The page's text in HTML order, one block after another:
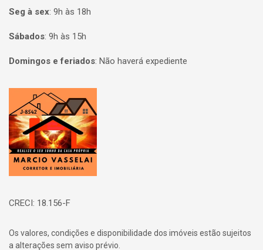
Seg à sex: 9h às 18h
Sábados: 9h às 15h
Domingos e feriados: Não haverá expediente
Página inicial
CRECI: 18.156-F
Os valores, condições e disponibilidade dos imóveis estão sujeitos
a alterações sem aviso prévio.